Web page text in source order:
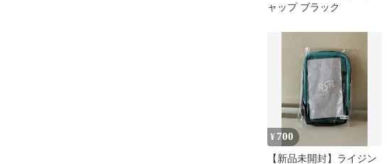
ャップ ブラック
¥ 700
【新品未開封】ライジン